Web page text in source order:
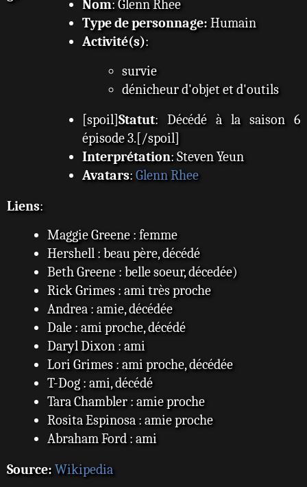
Nom: Glenn Rhee
Type de personnage: Humain
Activité(s):
survie
dénicheur d'objet et d'outils
[spoil]Statut: Décédé à la saison 6
épisode 3.[/spoil]
Interprétation: Steven Yeun
Avatars: Glenn Rhee
Liens:
Maggie Greene : femme
Hershell : beau père, décédé
Beth Greene : belle soeur, décedée)
Rick Grimes : ami très proche
Andrea : amie, décédée
Dale : ami proche, décédé
Daryl Dixon : ami
Lori Grimes : ami proche, décédée
T-Dog : ami, décédé
Tara Chambler : amie proche
Rosita Espinosa : amie proche
Abraham Ford : ami
Source: Wikipedia